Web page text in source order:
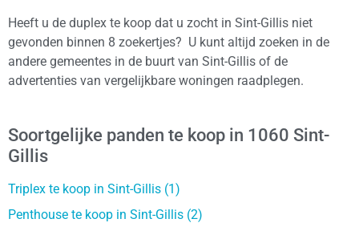
Heeft u de duplex te koop dat u zocht in Sint-Gillis niet
gevonden binnen 8 zoekertjes? U kunt altijd zoeken in de
andere gemeentes in de buurt van Sint-Gillis of de
advertenties van vergelijkbare woningen raadplegen.
Soortgelijke panden te koop in 1060 Sint-
Gillis
Triplex te koop in Sint-Gillis (1)
Penthouse te koop in Sint-Gillis (2)